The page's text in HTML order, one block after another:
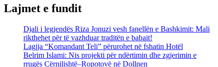
Lajmet e fundit
Djali i legjendës Riza Jonuzi vesh fanellën e Bashkimit: Mali
rikthehet për të vazhduar traditën e babait!
Lagjja “Komandant Teli” përurohet në fshatin Hotël
Belrim Islami: Nis projekti për ndërtimin dhe zgjerimin e
rrugës Cërnilishtë–Ropotovë në Dollnen